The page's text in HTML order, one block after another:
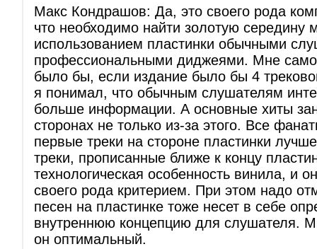
Макс Кондрашов: Да, это своего рода
что необходимо найти золотую середину
использованием пластинки обычными
профессиональными диджеями. Мне
было бы, если издание было бы 4
я понимал, что обычным слушателям
больше информации. А основные хиты
сторонах не только из-за этого. Все
первые треки на стороне пластинки
треки, прописанные ближе к концу
технологическая особенность винила, и
своего рода критерием. При этом надо
песен на пластинке тоже несет в себе
внутреннюю концепцию для слушателя.
он оптимальный.